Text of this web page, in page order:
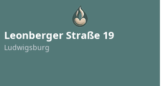
Leonberger Straße 19
Ludwigsburg